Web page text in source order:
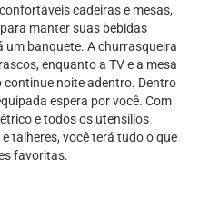
cadeiras e mesas,
manter suas bebidas
um banquete. A churrasqueira
enquanto a TV e a mesa
continue noite adentro. Dentro
espera por você. Com
e todos os utensílios
talheres, você terá tudo o que
favoritas.